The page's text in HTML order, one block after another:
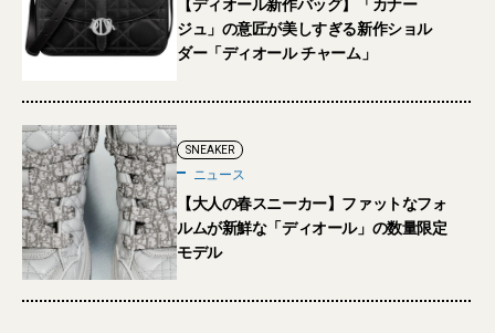
【ディオール新作バッグ】「カナー
ジュ」の意匠が美しすぎる新作ショル
ダー「ディオール チャーム」
SNEAKER
ニュース
【大人の春スニーカー】ファットなフォ
ルムが新鮮な「ディオール」の数量限定
モデル